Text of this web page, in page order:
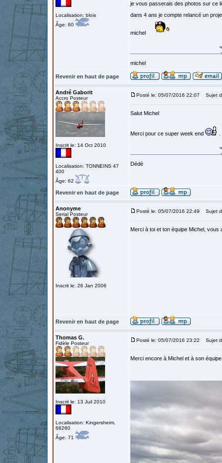
Localisation: blois
Âge: 60
je vous passerais des photos sur ce
dans 4 ans je compte relancé un
michel
michel
Revenir en haut de page
André Gaborit
Accro Posteur
Inscrit le: 14 Oct 2010
Localisation: TONNEINS 47
400
Âge: 62
Posté le: 05/07/2016 22:07 Sujet
Salut Michel
Merci pour ce super week end
Dédé
Revenir en haut de page
Anonyme
Serial Posteur
Inscrit le: 26 Jan 2006
Posté le: 05/07/2016 22:49 Sujet
Merci à toi et ton équipe Michel,
Revenir en haut de page
Thomas G.
Fidèle Posteur
Inscrit le: 13 Juil 2010
Localisation: Kingersheim,
68260
Âge: 71
Posté le: 05/07/2016 23:22 Sujet
Merci encore à Michel et à son